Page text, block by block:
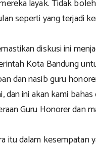
layak. Tidak
seperti yang terjadi
diskusi ini
Kota Bandung
dan nasib guru
dan ini akan kami
Guru Honorer dan
itu dalam kesempatan